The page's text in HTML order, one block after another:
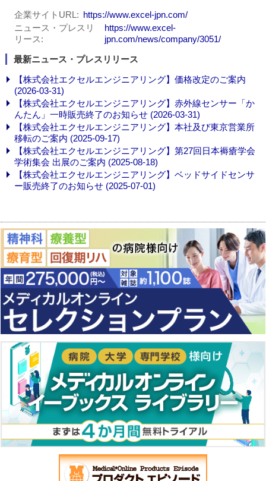
企業サイトURL
https://www.excel-jpn.com/
ニュース・プレスリ
リース
https://www.excel-
jpn.com/news/company/3051/
最新ニュース・プレスリリース
【株式会社エクセルエンジニアリング】価格改定のご案内
(2026-03-31)
【株式会社エクセルエンジニアリング】赤外線センサー「か
んたん」一時販売終了のお知らせ (2026-03-31)
【株式会社エクセルエンジニアリング】本社及び東京営業所
移転のご案内 (2025-09-17)
【株式会社エクセルエンジニアリング】第27回日本褥瘡学会
学術集会 出展のご案内 (2025-08-18)
【株式会社エクセルエンジニアリング】ベッドサイドセンサ
ー販売終了のお知らせ (2025-07-01)